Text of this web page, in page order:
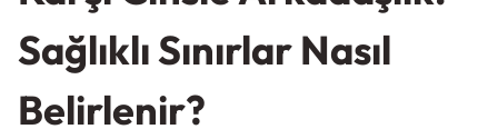
İlişkiler
Destek
Sağlıklı Sınırlar Nasıl
Belirlenir?